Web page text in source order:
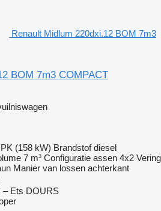
Renault Midlum 220dxi.12 BOM 7m3
BOM 7m3 COMPACT
(158 kW) Brandstof diesel
7 m³ Configuratie assen 4x2 Vering
Manier van lossen achterkant
– Ets DOURS